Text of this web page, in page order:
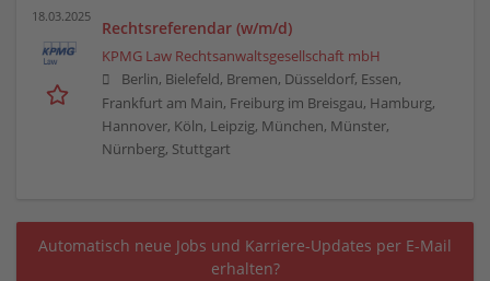
18.03.2025
Rechtsreferendar (w/m/d)
KPMG Law Rechtsanwaltsgesellschaft mbH
Berlin, Bielefeld, Bremen, Düsseldorf, Essen,
Frankfurt am Main, Freiburg im Breisgau, Hamburg,
Hannover, Köln, Leipzig, München, Münster,
Nürnberg, Stuttgart
Automatisch neue Jobs und Karriere-Updates per E-Mail
erhalten?